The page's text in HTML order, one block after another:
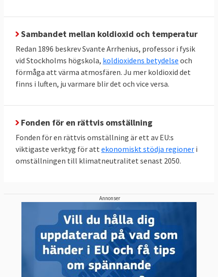
Sambandet mellan koldioxid och temperatur
Redan 1896 beskrev Svante Arrhenius, professor i fysik
vid Stockholms högskola, koldioxidens betydelse och
förmåga att värma atmosfären. Ju mer koldioxid det
finns i luften, ju varmare blir det och vice versa.
Fonden för en rättvis omställning
Fonden för en rättvis omställning är ett av EU:s
viktigaste verktyg för att ekonomiskt stödja regioner i
omställningen till klimatneutralitet senast 2050.
Annonser